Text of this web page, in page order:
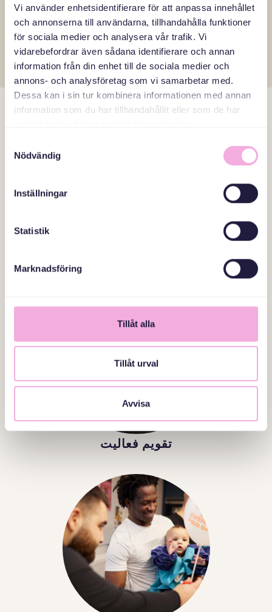
Vi använder enhetsidentifierare för att anpassa innehållet
och annonserna till användarna, tillhandahålla funktioner
för sociala medier och analysera vår trafik. Vi
vidarebefordrar även sådana identifierare och annan
information från din enhet till de sociala medier och
annons- och analysföretag som vi samarbetar med.
Dessa kan i sin tur kombinera informationen med annan
information som du har tillhandahållit eller som de har
Nödvändig
Inställningar
Statistik
Marknadsföring
Tillåt alla
Tillåt urval
Avvisa
وقتی برای ارشد می نویسید منظورتان چه سنی است؟
من زیاد سوئدی صحبت نمی کنم. آیا هنوز امکان شرکت
وجود دارد؟
تقویم فعالیت